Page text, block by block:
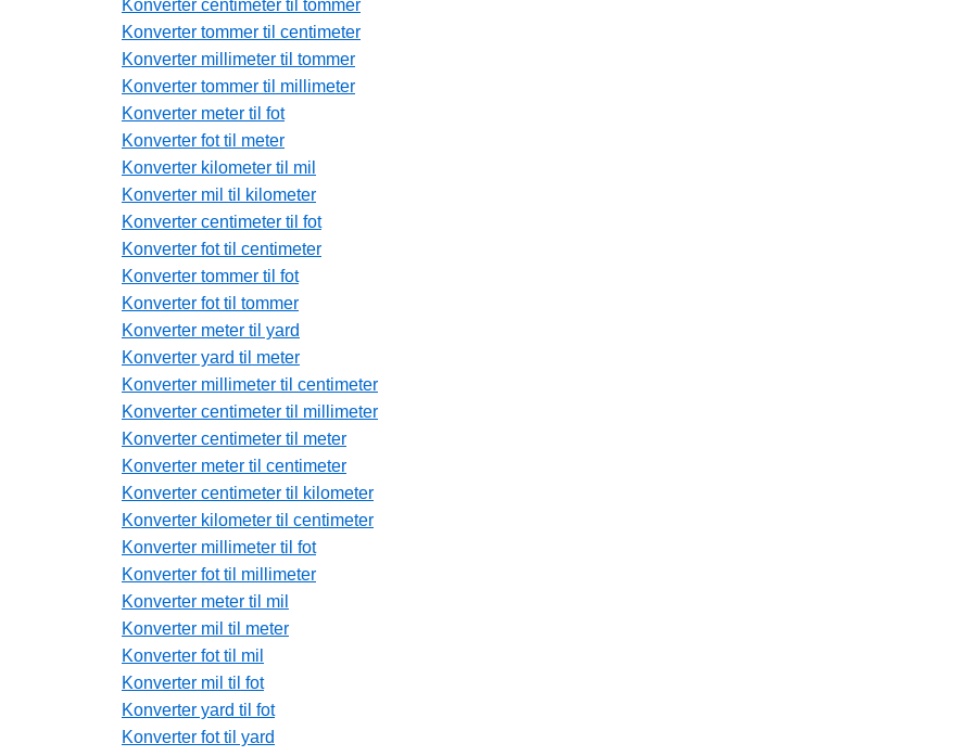
Konverter centimeter til tommer
Konverter tommer til centimeter
Konverter millimeter til tommer
Konverter tommer til millimeter
Konverter meter til fot
Konverter fot til meter
Konverter kilometer til mil
Konverter mil til kilometer
Konverter centimeter til fot
Konverter fot til centimeter
Konverter tommer til fot
Konverter fot til tommer
Konverter meter til yard
Konverter yard til meter
Konverter millimeter til centimeter
Konverter centimeter til millimeter
Konverter centimeter til meter
Konverter meter til centimeter
Konverter centimeter til kilometer
Konverter kilometer til centimeter
Konverter millimeter til fot
Konverter fot til millimeter
Konverter meter til mil
Konverter mil til meter
Konverter fot til mil
Konverter mil til fot
Konverter yard til fot
Konverter fot til yard